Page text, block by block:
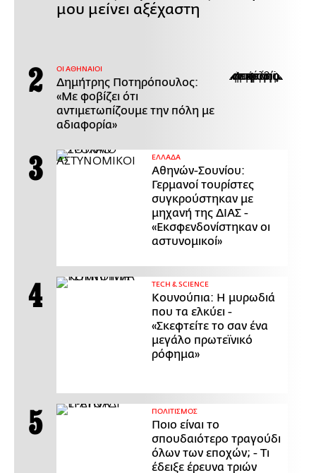
μου μείνει αξέχαστη
ΟΙ ΑΘΗΝΑΙΟΙ
Δημήτρης Ποτηρόπουλος:
«Με φοβίζει ότι
αντιμετωπίζουμε την πόλη με
αδιαφορία»
ΕΛΛΑΔΑ
Αθηνών-Σουνίου:
Γερμανοί τουρίστες
συγκρούστηκαν με
μηχανή της ΔΙΑΣ -
«Εκσφενδονίστηκαν οι
αστυνομικοί»
ΤECH & SCIENCE
Κουνούπια: Η μυρωδιά
που τα ελκύει -
«Σκεφτείτε το σαν ένα
μεγάλο πρωτεϊνικό
ρόφημα»
ΠΟΛΙΤΙΣΜΟΣ
Ποιο είναι το
σπουδαιότερο τραγούδι
όλων των εποχών; - Τι
έδειξε έρευνα τριών